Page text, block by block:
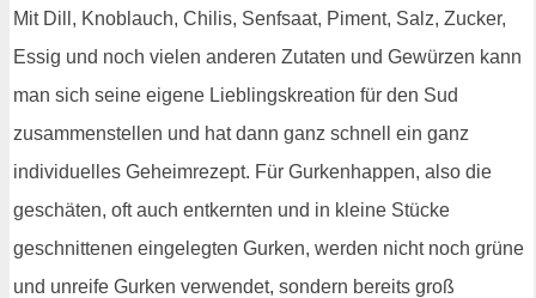
Mit Dill, Knoblauch, Chilis, Senfsaat, Piment, Salz, Zucker,
Essig und noch vielen anderen Zutaten und Gewürzen kann
man sich seine eigene Lieblingskreation für den Sud
zusammenstellen und hat dann ganz schnell ein ganz
individuelles Geheimrezept. Für Gurkenhappen, also die
geschäten, oft auch entkernten und in kleine Stücke
geschnittenen eingelegten Gurken, werden nicht noch grüne
und unreife Gurken verwendet, sondern bereits groß